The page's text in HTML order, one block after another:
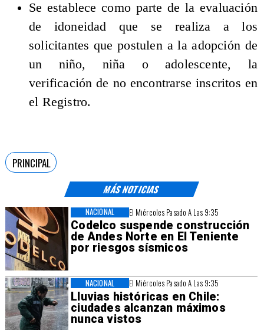
MÁS NOTICIAS
El Miércoles Pasado A Las 9:35
Codelco suspende construcción
de Andes Norte en El Teniente
por riesgos sísmicos
NACIONAL
El Miércoles Pasado A Las 9:35
Lluvias históricas en Chile:
ciudades alcanzan máximos
nunca vistos
NACIONAL
Se establece como parte de la evaluación
de idoneidad que se realiza a los
solicitantes que postulen a la adopción de
un niño, niña o adolescente, la
verificación de no encontrarse inscritos en
el Registro.
PRINCIPAL